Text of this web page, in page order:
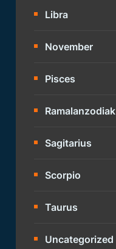
Libra
November
Pisces
Ramalanzodiak
Sagitarius
Scorpio
Taurus
Uncategorized